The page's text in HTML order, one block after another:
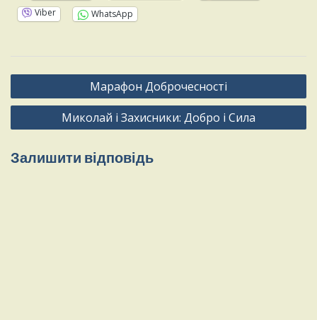
Viber
WhatsApp
Марафон Доброчесності
Миколай і Захисники: Добро і Сила
Залишити відповідь